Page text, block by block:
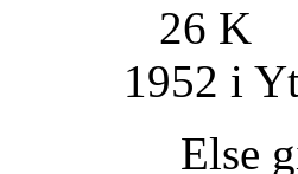
26 K
1952 i
Else